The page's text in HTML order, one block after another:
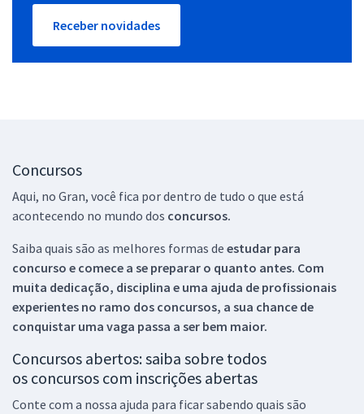
Receber novidades
Concursos
Aqui, no Gran, você fica por dentro de tudo o que está
acontecendo no mundo dos concursos.
Saiba quais são as melhores formas de estudar para
concurso e comece a se preparar o quanto antes. Com
muita dedicação, disciplina e uma ajuda de profissionais
experientes no ramo dos concursos, a sua chance de
conquistar uma vaga passa a ser bem maior.
Concursos abertos: saiba sobre todos
os concursos com inscrições abertas
Conte com a nossa ajuda para ficar sabendo quais são